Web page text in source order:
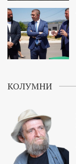
КОЛУМНИ